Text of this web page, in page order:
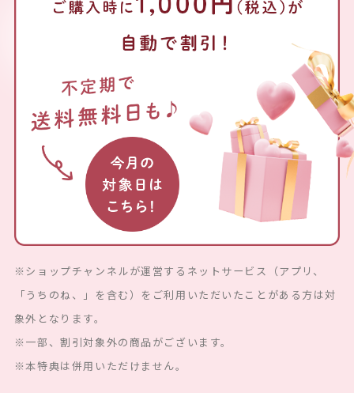
※ショップチャンネルが運営するネットサービス（アプリ、
「うちのね、」を含む）をご利用いただいたことがある方は対
象外となります。
※一部、割引対象外の商品がございます。
※本特典は併用いただけません。